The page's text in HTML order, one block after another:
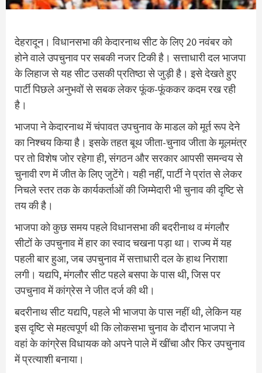
देहरादून। विधानसभा की केदारनाथ सीट के लिए 20 नवंबर को
होने वाले उपचुनाव पर सबकी नजर टिकी है। सत्ताधारी दल भाजपा
के लिहाज से यह सीट उसकी प्रतिष्ठा से जुड़ी है। इसे देखते हुए
पार्टी पिछले अनुभवों से सबक लेकर फूंक-फूंककर कदम रख रही
है।
भाजपा ने केदारनाथ में चंपावत उपचुनाव के माडल को मूर्त रूप देने
का निश्चय किया है। इसके तहत बूथ जीता-चुनाव जीता के मूलमंत्र
पर तो विशेष जोर रहेगा ही, संगठन और सरकार आपसी समन्वय से
चुनावी रण में जीत के लिए जुटेंगे। यही नहीं, पार्टी ने प्रांत से लेकर
निचले स्तर तक के कार्यकर्ताओं की जिम्मेदारी भी चुनाव की दृष्टि से
तय की है।
भाजपा को कुछ समय पहले विधानसभा की बदरीनाथ व मंगलौर
सीटों के उपचुनाव में हार का स्वाद चखना पड़ा था। राज्य में यह
पहली बार हुआ, जब उपचुनाव में सत्ताधारी दल के हाथ निराशा
लगी। यद्यपि, मंगलौर सीट पहले बसपा के पास थी, जिस पर
उपचुनाव में कांग्रेस ने जीत दर्ज की थी।
बदरीनाथ सीट यद्यपि, पहले भी भाजपा के पास नहीं थी, लेकिन यह
इस दृष्टि से महत्वपूर्ण थी कि लोकसभा चुनाव के दौरान भाजपा ने
वहां के कांग्रेस विधायक को अपने पाले में खींचा और फिर उपचुनाव
में प्रत्याशी बनाया।